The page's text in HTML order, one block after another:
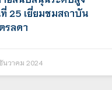
25 เยี่ยมชมสถาบัน
รลดา
นวาคม 2024